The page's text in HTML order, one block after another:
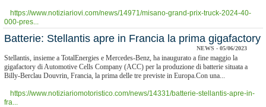
https://www.notiziariovi.com/news/14971/misano-grand-prix-truck-2024-40-
000-pres...
Batterie: Stellantis apre in Francia la prima gigafactory
NEWS - 05/06/2023
Stellantis, insieme a TotalEnergies e Mercedes-Benz, ha inaugurato a fine maggio la
gigafactory di Automotive Cells Company (ACC) per la produzione di batterie situata a
Billy-Berclau Douvrin, Francia, la prima delle tre previste in Europa.Con una...
https://www.notiziariomotoristico.com/news/14331/batterie-stellantis-apre-in-
fra...